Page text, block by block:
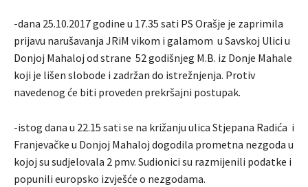
-dana 25.10.2017 godine u 17.35 sati PS Orašje je zaprimila
prijavu narušavanja JRiM vikom i galamom u Savskoj Ulici u
Donjoj Mahaloj od strane 52 godišnjeg M.B. iz Donje Mahale
koji je lišen slobode i zadržan do istrežnjenja. Protiv
navedenog će biti proveden prekršajni postupak.
-istog dana u 22.15 sati se na križanju ulica Stjepana Radića i
Franjevačke u Donjoj Mahaloj dogodila prometna nezgoda u
kojoj su sudjelovala 2 pmv. Sudionici su razmijenili podatke i
popunili europsko izvješće o nezgodama.